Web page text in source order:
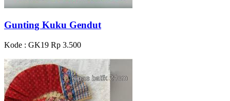
Gunting Kuku Gendut
Kode : GK19 Rp 3.500